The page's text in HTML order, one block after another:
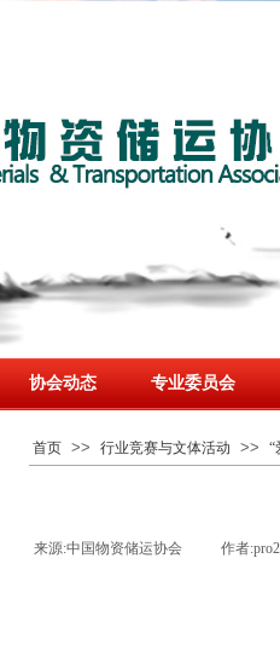
协会动态 专业委员会
首页 >> 行业竞赛与文体活动 >> “
来源:中国物资储运协会 作者: